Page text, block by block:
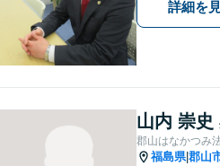
詳細を
山内 崇史
郡山はなかつみ
福島県|郡山